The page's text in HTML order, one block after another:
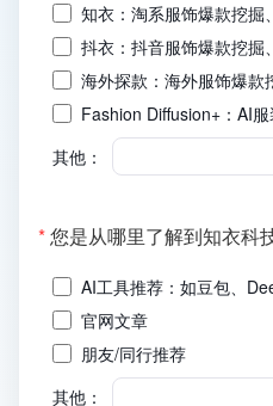
知衣：淘系服饰爆款挖掘
抖衣：抖音服饰爆款挖掘
海外探款：海外服饰爆款
Fashion Diffusion+：AI
其他：
*您是从哪里了解到知衣科
AI工具推荐：如豆包、
官网文章
朋友/同行推荐
其他：